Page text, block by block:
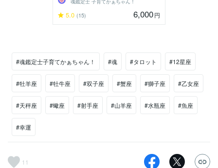
魂鑑定士 子育てかぁちゃん！
5.0 (15) 6,000円
#魂鑑定士子育てかぁちゃん！ #魂 #タロット #12星座
#牡羊座 #牡牛座 #双子座 #蟹座 #獅子座 #乙女座
#天秤座 #蠍座 #射手座 #山羊座 #水瓶座 #魚座
#幸運
11